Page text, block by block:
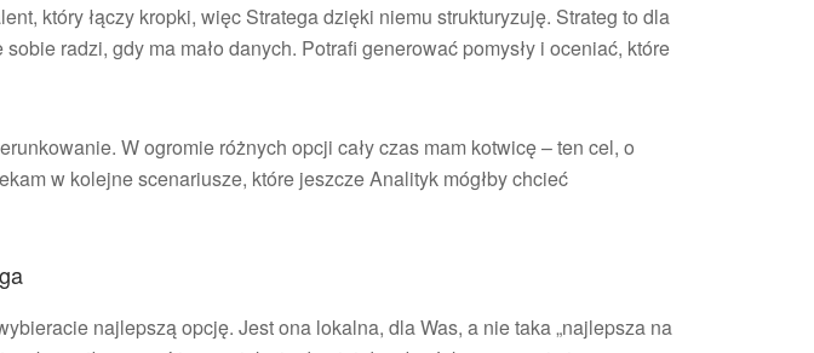
który łączy kropki, więc Stratega dzięki niemu strukturyzuję. Strateg to dla
radzi, gdy ma mało danych. Potrafi generować pomysły i oceniać, które
W ogromie różnych opcji cały czas mam kotwicę – ten cel, o
w kolejne scenariusze, które jeszcze Analityk mógłby chcieć
najlepszą opcję. Jest ona lokalna, dla Was, a nie taka „najlepsza na